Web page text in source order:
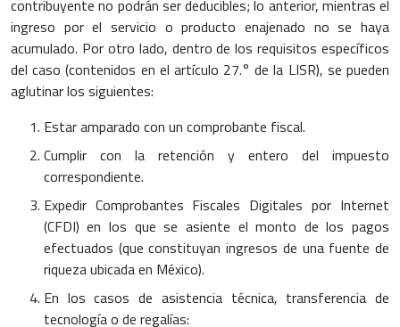
contribuyente no podrán ser deducibles; lo anterior, mientras el
ingreso por el servicio o producto enajenado no se haya
acumulado. Por otro lado, dentro de los requisitos específicos
del caso (contenidos en el artículo 27.° de la LISR), se pueden
aglutinar los siguientes:
Estar amparado con un comprobante fiscal.
Cumplir con la retención y entero del impuesto
correspondiente.
Expedir Comprobantes Fiscales Digitales por Internet
(CFDI) en los que se asiente el monto de los pagos
efectuados (que constituyan ingresos de una fuente de
riqueza ubicada en México).
En los casos de asistencia técnica, transferencia de
tecnología o de regalías: